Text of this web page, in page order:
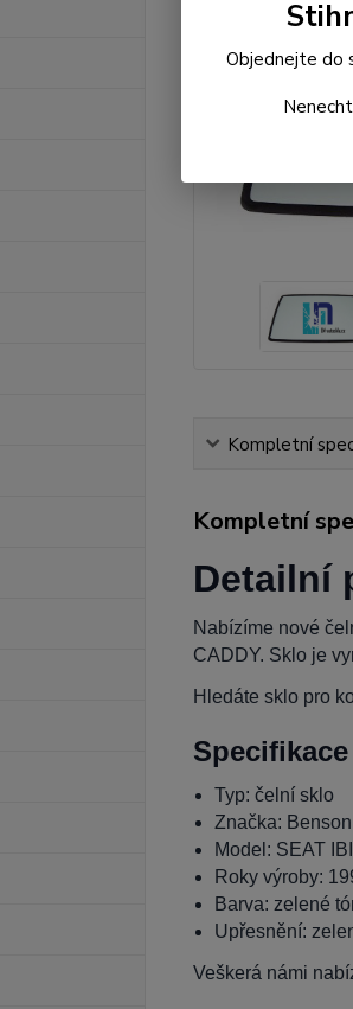
Kompletní
Kompletní
Detailní
Nabízíme nové
CADDY. Sklo je
Hledáte sklo pro
Typ: čelní sklo
Značka: Benson
Model: SEAT
Roky výroby:
Barva: zelené
Upřesnění:
Veškerá námi
Objednejte do